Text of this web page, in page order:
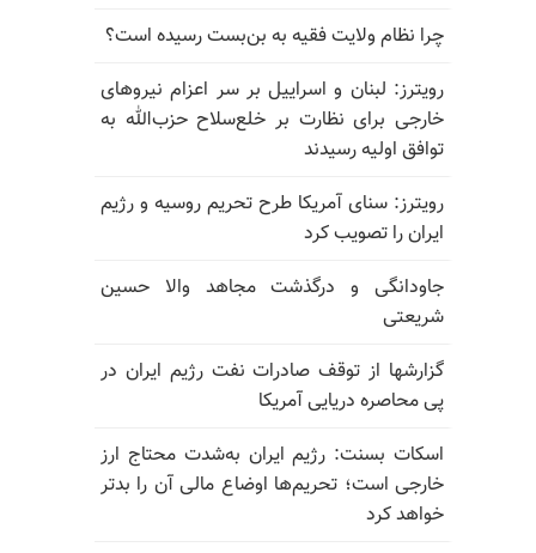
چرا نظام ولایت فقیه به بن‌بست رسیده است؟
رویترز: لبنان و اسراییل بر سر اعزام نیروهای
خارجی برای نظارت بر خلع‌سلاح حزب‌الله به
توافق اولیه رسیدند
رویترز: سنای آمریکا طرح تحریم روسیه و رژیم
ایران را تصویب کرد
جاودانگی و درگذشت مجاهد والا حسین
شریعتی
گزارشها از توقف صادرات نفت رژیم ایران در
پی محاصره دریایی آمریکا
اسکات بسنت: رژیم ایران به‌شدت محتاج ارز
خارجی است؛ تحریم‌ها اوضاع مالی آن را بدتر
خواهد کرد